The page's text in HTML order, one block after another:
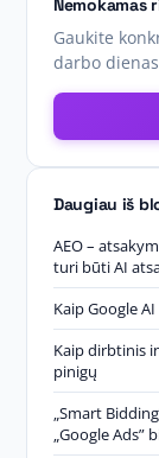
Nemokamas
Gaukite
darbo
Daugiau iš
AEO –
turi būti AI
Kaip Google
Kaip dirbtinis
pinigų
„Smart
„Google Ads”